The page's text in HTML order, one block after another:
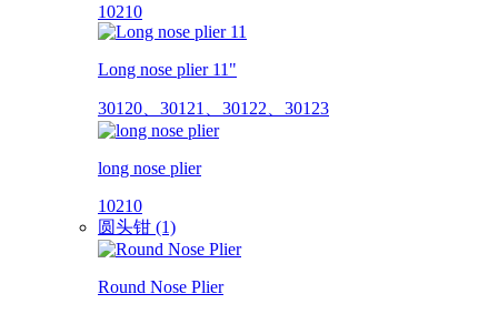
10210
Long nose plier 11"
30120、30121、30122、30123
long nose plier
10210
圆头钳 (1)
Round Nose Plier